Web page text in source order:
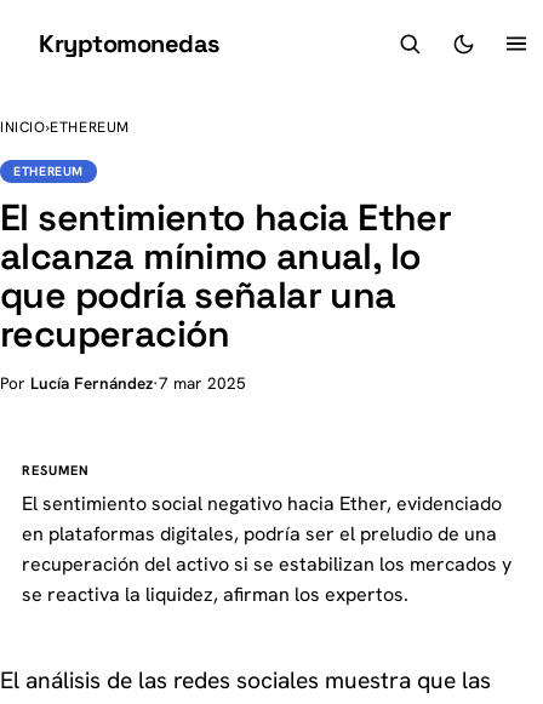
Kryptomonedas
INICIO›ETHEREUM
ETHEREUM
El sentimiento hacia Ether
alcanza mínimo anual, lo
que podría señalar una
recuperación
Por Lucía Fernández·7 mar 2025
RESUMEN
El sentimiento social negativo hacia Ether, evidenciado
en plataformas digitales, podría ser el preludio de una
recuperación del activo si se estabilizan los mercados y
se reactiva la liquidez, afirman los expertos.
El análisis de las redes sociales muestra que las